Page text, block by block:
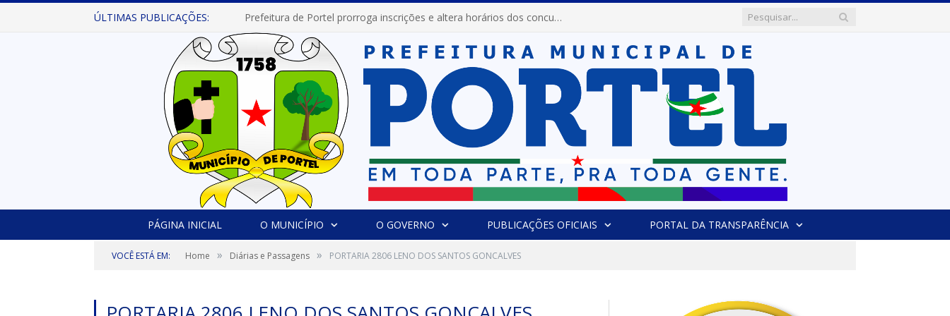
ÚLTIMAS PUBLICAÇÕES: Prefeitura de Portel prorroga inscrições e altera horários dos concursos “Musa” e “Miss Mix Verão 2026”
PÁGINA INICIAL O MUNICÍPIO O GOVERNO PUBLICAÇÕES OFICIAIS PORTAL DA TRANSPARÊNCIA
VOCÊ ESTÁ EM: Home » Diárias e Passagens » PORTARIA 2806 LENO DOS SANTOS GONCALVES